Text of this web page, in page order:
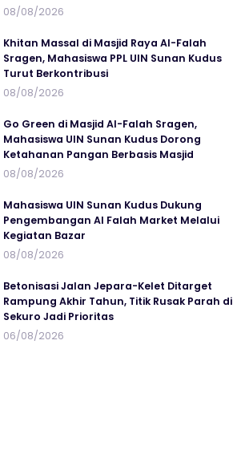
08/08/2026
Khitan Massal di Masjid Raya Al-Falah
Sragen, Mahasiswa PPL UIN Sunan Kudus
Turut Berkontribusi
08/08/2026
Go Green di Masjid Al-Falah Sragen,
Mahasiswa UIN Sunan Kudus Dorong
Ketahanan Pangan Berbasis Masjid
08/08/2026
Mahasiswa UIN Sunan Kudus Dukung
Pengembangan Al Falah Market Melalui
Kegiatan Bazar
08/08/2026
Betonisasi Jalan Jepara-Kelet Ditarget
Rampung Akhir Tahun, Titik Rusak Parah di
Sekuro Jadi Prioritas
06/08/2026